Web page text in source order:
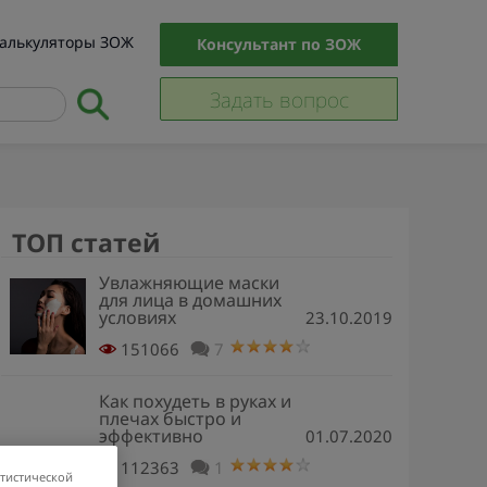
ЗОЖ Консультант по ЗОЖ
Задать вопрос
ТОП статей
Увлажняющие маски
для лица в домашних
условиях
23.10.2019
151066
7
Как похудеть в руках и
плечах быстро и
эффективно
01.07.2020
112363
1